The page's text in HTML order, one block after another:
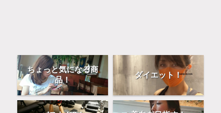
ちょっと気になる商
品！
ダイエット！